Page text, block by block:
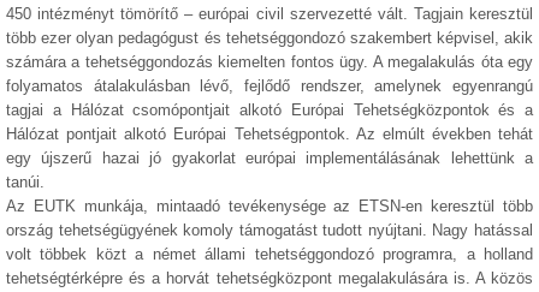
450 intézményt tömörítő – európai civil szervezetté vált. Tagjain keresztül
több ezer olyan pedagógust és tehetséggondozó szakembert képvisel, akik
számára a tehetséggondozás kiemelten fontos ügy. A megalakulás óta egy
folyamatos átalakulásban lévő, fejlődő rendszer, amelynek egyenrangú
tagjai a Hálózat csomópontjait alkotó Európai Tehetségközpontok és a
Hálózat pontjait alkotó Európai Tehetségpontok. Az elmúlt években tehát
egy újszerű hazai jó gyakorlat európai implementálásának lehettünk a
tanúi.
Az EUTK munkája, mintaadó tevékenysége az ETSN-en keresztül több
ország tehetségügyének komoly támogatást tudott nyújtani. Nagy hatással
volt többek közt a német állami tehetséggondozó programra, a holland
tehetségtérképre és a horvát tehetségközpont megalakulására is. A közös